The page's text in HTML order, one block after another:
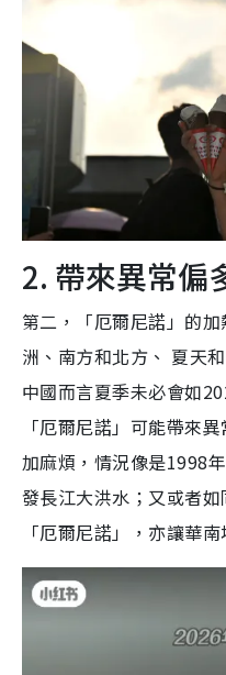
2. 帶來異常偏
第二，「厄爾尼諾」的
洲、南方和北方、 夏天
中國而言夏季未必會如
「厄爾尼諾」可能帶來
加麻煩，情況像是1998
發長江大洪水；又或者
「厄爾尼諾」，亦讓華